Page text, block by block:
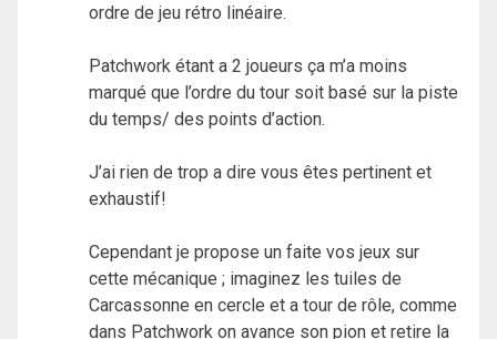
ordre de jeu rétro linéaire.
Patchwork étant a 2 joueurs ça m’a moins
marqué que l’ordre du tour soit basé sur la piste
du temps/ des points d’action.
J’ai rien de trop a dire vous êtes pertinent et
exhaustif!
Cependant je propose un faite vos jeux sur
cette mécanique ; imaginez les tuiles de
Carcassonne en cercle et a tour de rôle, comme
dans Patchwork on avance son pion et retire la